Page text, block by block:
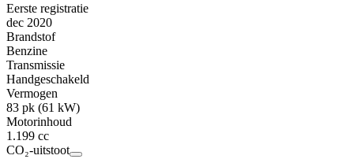
Eerste registratie
dec 2020
Brandstof
Benzine
Transmissie
Handgeschakeld
Vermogen
83 pk (61 kW)
Motorinhoud
1.199 cc
CO₂-uitstoot